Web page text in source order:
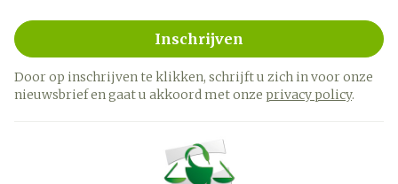
Inschrijven
Door op inschrijven te klikken, schrijft u zich in voor onze
nieuwsbrief en gaat u akkoord met onze privacy policy.